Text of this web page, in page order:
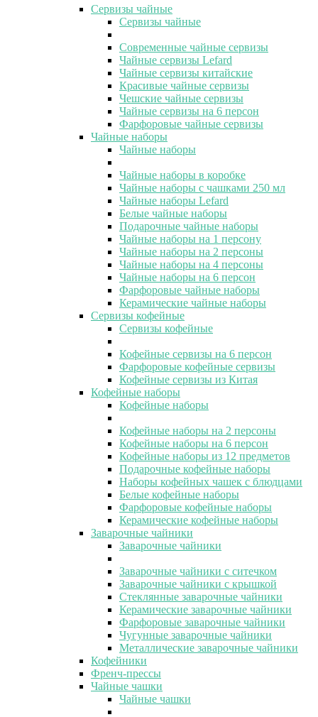
Сервизы чайные
Сервизы чайные
Современные чайные сервизы
Чайные сервизы Lefard
Чайные сервизы китайские
Красивые чайные сервизы
Чешские чайные сервизы
Чайные сервизы на 6 персон
Фарфоровые чайные сервизы
Чайные наборы
Чайные наборы
Чайные наборы в коробке
Чайные наборы с чашками 250 мл
Чайные наборы Lefard
Белые чайные наборы
Подарочные чайные наборы
Чайные наборы на 1 персону
Чайные наборы на 2 персоны
Чайные наборы на 4 персоны
Чайные наборы на 6 персон
Фарфоровые чайные наборы
Керамические чайные наборы
Сервизы кофейные
Сервизы кофейные
Кофейные сервизы на 6 персон
Фарфоровые кофейные сервизы
Кофейные сервизы из Китая
Кофейные наборы
Кофейные наборы
Кофейные наборы на 2 персоны
Кофейные наборы на 6 персон
Кофейные наборы из 12 предметов
Подарочные кофейные наборы
Наборы кофейных чашек с блюдцами
Белые кофейные наборы
Фарфоровые кофейные наборы
Керамические кофейные наборы
Заварочные чайники
Заварочные чайники
Заварочные чайники с ситечком
Заварочные чайники с крышкой
Стеклянные заварочные чайники
Керамические заварочные чайники
Фарфоровые заварочные чайники
Чугунные заварочные чайники
Металлические заварочные чайники
Кофейники
Френч-прессы
Чайные чашки
Чайные чашки